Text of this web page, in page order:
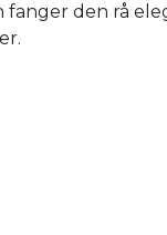
den rå